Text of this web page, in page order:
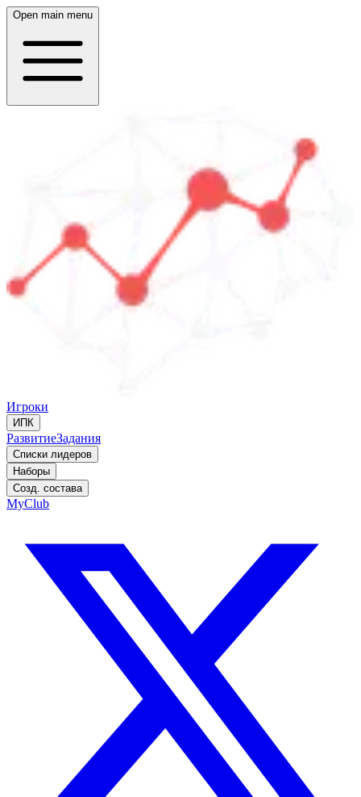
Open main menu
Игроки
ИПК
РазвитиеЗадания
Списки лидеров
Наборы
Созд. состава
MyClub